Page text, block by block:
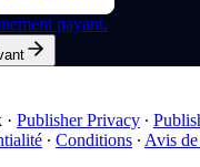
payant.
· Publisher Privacy ∙
∙ Conditions ∙ Avis